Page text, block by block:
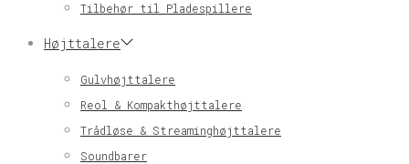
Tilbehør til Pladespillere
Højttalere
Gulvhøjttalere
Reol & Kompakthøjttalere
Trådløse & Streaminghøjttalere
Soundbarer